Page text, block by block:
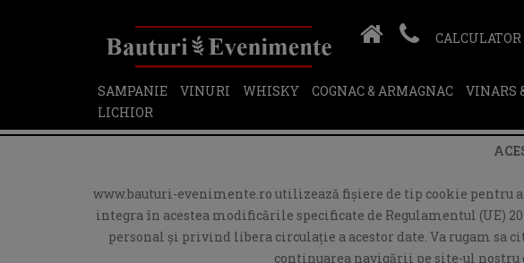
SAMPANIE VINURI WHISKY COGNAC & ARMAGNAC VINARS
LICHIOR
www.bauturi-evenimente.ro utilizează fişiere de tip cookie
integra în acestea modificările specificate de Regulamentul (UE)
personal și privind libera circulație a acestor date. Va rugam sa
continuarea navigării pe site-ul